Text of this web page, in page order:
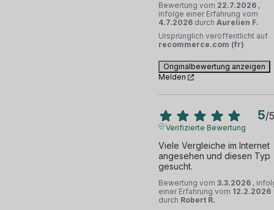
Bewertung vom 22.7.2026 ,
infolge einer Erfahrung vom
4.7.2026 durch Aurelien F.
Ursprünglich veröffentlicht auf
recommerce.com (fr)
Originalbewertung anzeigen
Melden
5/5
Verifizierte Bewertung
Viele Vergleiche im Internet
angesehen und diesen Typ
gesucht.
Bewertung vom 3.3.2026 ,
einer Erfahrung vom 12.2.2026
durch Robert R.